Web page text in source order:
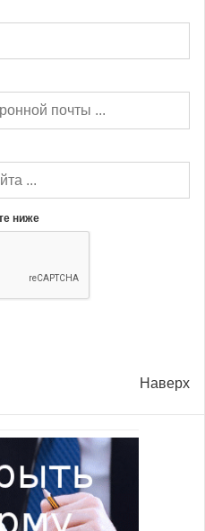
ниже
Наверх